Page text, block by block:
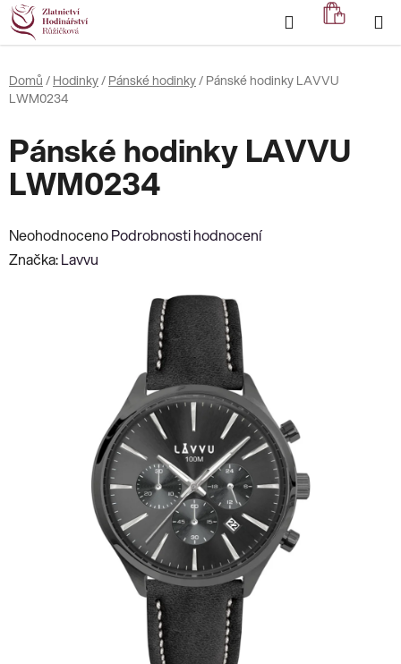
Přejít
na
obsah
Hledat
KOŠÍK
Domů / Hodinky/ Pánské hodinky/ Pánské hodinky LAVVU
LWM0234
Pánské hodinky LAVVU
LWM0234
Průměrné
hodnocení
NeohodnocenoPodrobnosti hodnocení
Značka:Lavvu